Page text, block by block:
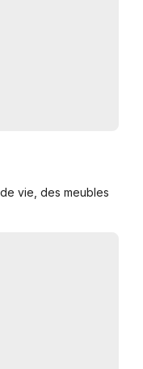
vie, des meubles